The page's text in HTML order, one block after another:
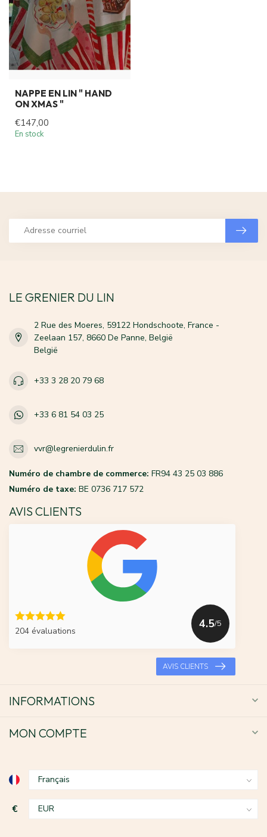
NAPPE EN LIN " HAND
ON XMAS "
€147,00
En stock
LE GRENIER DU LIN
2 Rue des Moeres, 59122 Hondschoote, France -
Zeelaan 157, 8660 De Panne, België
België
+33 3 28 20 79 68
+33 6 81 54 03 25
vvr@legrenierdulin.fr
Numéro de chambre de commerce: FR94 43 25 03 886
Numéro de taxe: BE 0736 717 572
AVIS CLIENTS
204 évaluations
4.5/5
AVIS CLIENTS
INFORMATIONS
MON COMPTE
€